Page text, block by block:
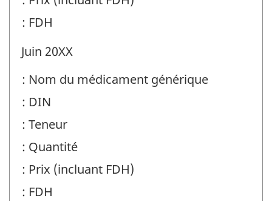
: FDH
Juin 20XX
: Nom du médicament générique
: DIN
: Teneur
: Quantité
: Prix (incluant FDH)
: FDH